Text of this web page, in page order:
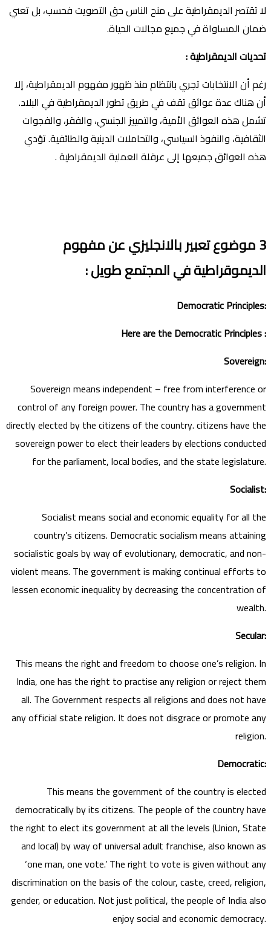
لا تقتصر الديمقراطية على منح الناس حق التصويت فحسب، بل تعني
ضمان المساواة في جميع مجالات الحياة.
تحديات الديمقراطية:
رغم أن الانتخابات تجري بانتظام منذ ظهور مفهوم الديمقراطية، إلا
أن هناك عدة عوائق تقف في طريق تطور الديمقراطية في البلاد.
تشمل هذه العوائق الأمية، والتمييز الجنسي، والفقر، والفجوات
الثقافية، والنفوذ السياسي، والتحاملات الدينية والطائفية. تؤدي
هذه العوائق جميعها إلى عرقلة العملية الديمقراطية .
3موضوع تعبير بالانجليزي عن مفهوم
الديموقراطية في المجتمعطويل:
Democratic Principles:
Here are the Democratic Principles :
Sovereign:
Sovereign means independent – free from interference or
control of any foreign power. The country has a government
directly elected by the citizens of the country. citizens have the
sovereign power to elect their leaders by elections conducted
for the parliament, local bodies, and the state legislature.
Socialist:
Socialist means social and economic equality for all the
country’s citizens. Democratic socialism means attaining
socialistic goals by way of evolutionary, democratic, and non-
violent means. The government is making continual efforts to
lessen economic inequality by decreasing the concentration of
wealth.
Secular:
This means the right and freedom to choose one’s religion. In
India, one has the right to practise any religion or reject them
all. The Government respects all religions and does not have
any official state religion. It does not disgrace or promote any
religion.
Democratic:
This means the government of the country is elected
democratically by its citizens. The people of the country have
the right to elect its government at all the levels (Union, State
and local) by way of universal adult franchise, also known as
‘one man, one vote.’ The right to vote is given without any
discrimination on the basis of the colour, caste, creed, religion,
gender, or education. Not just political, the people of India also
enjoy social and economic democracy.